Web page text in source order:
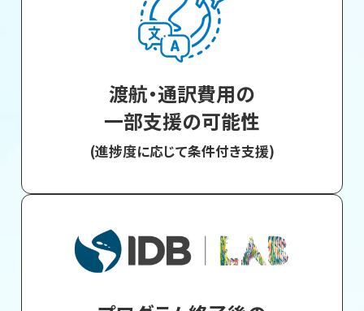
渡航・通訳費用の
一部支援の可能性
(進捗度に応じて条件付き支援)